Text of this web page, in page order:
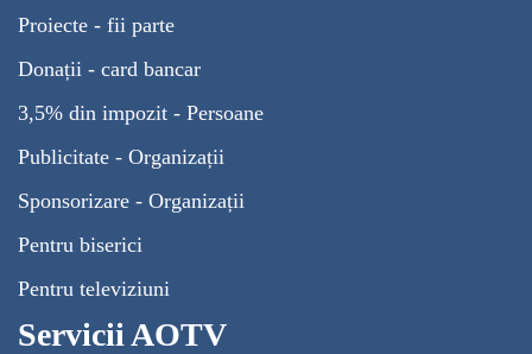
Proiecte - fii parte
Donații - card bancar
3,5% din impozit - Persoane
Publicitate - Organizații
Sponsorizare - Organizații
Pentru biserici
Pentru televiziuni
Servicii AOTV